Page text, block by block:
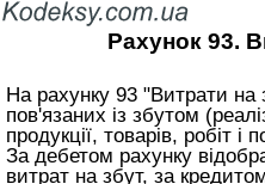
Рахунок 93.
На рахунку 93 "Витрати на
пов'язаних із збутом
продукції, товарів, робіт і
За дебетом рахунку
витрат на збут, за